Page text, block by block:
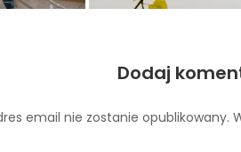
Dodaj
email nie zostanie opublikowany.